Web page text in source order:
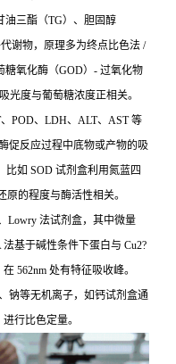
油三酯（TG）、胆固醇
谢物，原理多为终点比色法 /
糖氧化酶（GOD）- 过氧化物
光度与葡萄糖浓度正相关。
POD、LDH、ALT、AST 等
促反应过程中底物或产物的吸
如 SOD 试剂盒利用氮蓝四
的程度与酶活性相关。
Lowry 法试剂盒，其中微量
基于碱性条件下蛋白与 Cu2?
562nm 处有特征吸收峰。
钠等无机离子，如钙试剂盒通
行比色定量。